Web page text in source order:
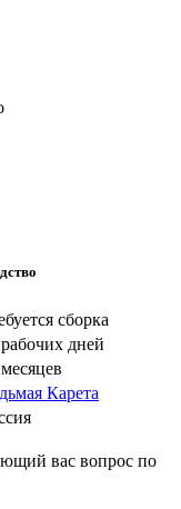
сборка
дней
Карета
вас вопрос по